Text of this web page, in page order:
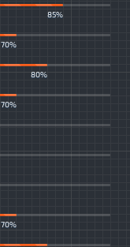
85%
70%
80%
70%
70%